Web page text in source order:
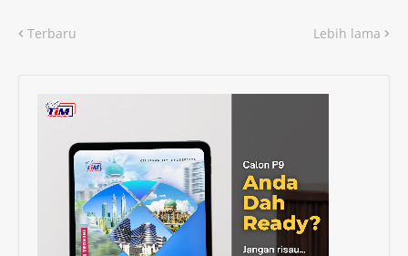
Terbaru Lebih lama